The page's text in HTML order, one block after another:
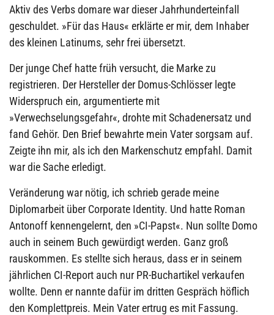
Aktiv des Verbs domare war dieser Jahrhunderteinfall
geschuldet. »Für das Haus« erklärte er mir, dem Inhaber
des kleinen Latinums, sehr frei übersetzt.
Der junge Chef hatte früh versucht, die Marke zu
registrieren. Der Hersteller der Domus-Schlösser legte
Widerspruch ein, argumentierte mit
»Verwechselungsgefahr«, drohte mit Schadenersatz und
fand Gehör. Den Brief bewahrte mein Vater sorgsam auf.
Zeigte ihn mir, als ich den Markenschutz empfahl. Damit
war die Sache erledigt.
Veränderung war nötig, ich schrieb gerade meine
Diplomarbeit über Corporate Identity. Und hatte Roman
Antonoff kennengelernt, den »CI-Papst«. Nun sollte Domo
auch in seinem Buch gewürdigt werden. Ganz groß
rauskommen. Es stellte sich heraus, dass er in seinem
jährlichen CI-Report auch nur PR-Buchartikel verkaufen
wollte. Denn er nannte dafür im dritten Gespräch höflich
den Komplettpreis. Mein Vater ertrug es mit Fassung.